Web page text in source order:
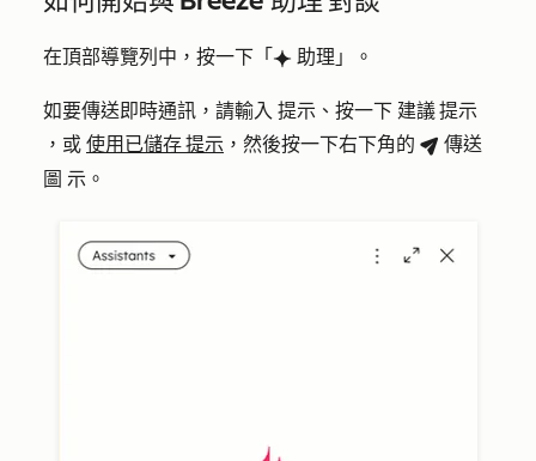
在頂部導覽列中，按一下「 breezeSingleStarIcon 助理 」。
如要傳送即時通訊，請輸入 提示 、按一下 建議 提示
，或 使用已儲存 提示 ，然後按一下右下角的 breezeSendIcon 傳送
圖 示。